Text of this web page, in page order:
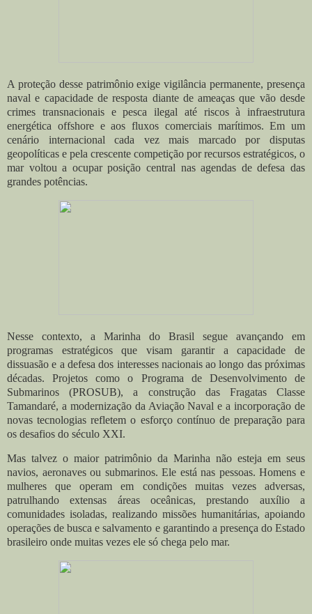
A proteção desse patrimônio exige vigilância permanente, presença
naval e capacidade de resposta diante de ameaças que vão desde
crimes transnacionais e pesca ilegal até riscos à infraestrutura
energética offshore e aos fluxos comerciais marítimos. Em um
cenário internacional cada vez mais marcado por disputas
geopolíticas e pela crescente competição por recursos estratégicos, o
mar voltou a ocupar posição central nas agendas de defesa das
grandes potências.
Nesse contexto, a Marinha do Brasil segue avançando em
programas estratégicos que visam garantir a capacidade de
dissuasão e a defesa dos interesses nacionais ao longo das próximas
décadas. Projetos como o Programa de Desenvolvimento de
Submarinos (PROSUB), a construção das Fragatas Classe
Tamandaré, a modernização da Aviação Naval e a incorporação de
novas tecnologias refletem o esforço contínuo de preparação para
os desafios do século XXI.
Mas talvez o maior patrimônio da Marinha não esteja em seus
navios, aeronaves ou submarinos. Ele está nas pessoas. Homens e
mulheres que operam em condições muitas vezes adversas,
patrulhando extensas áreas oceânicas, prestando auxílio a
comunidades isoladas, realizando missões humanitárias, apoiando
operações de busca e salvamento e garantindo a presença do Estado
brasileiro onde muitas vezes ele só chega pelo mar.